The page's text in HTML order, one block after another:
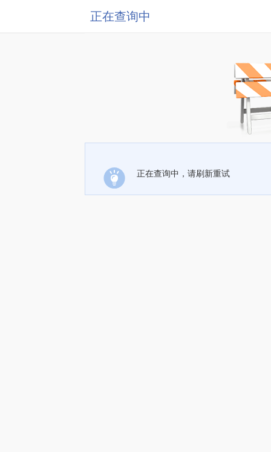
正在查询中
正在查询中，请刷新重试